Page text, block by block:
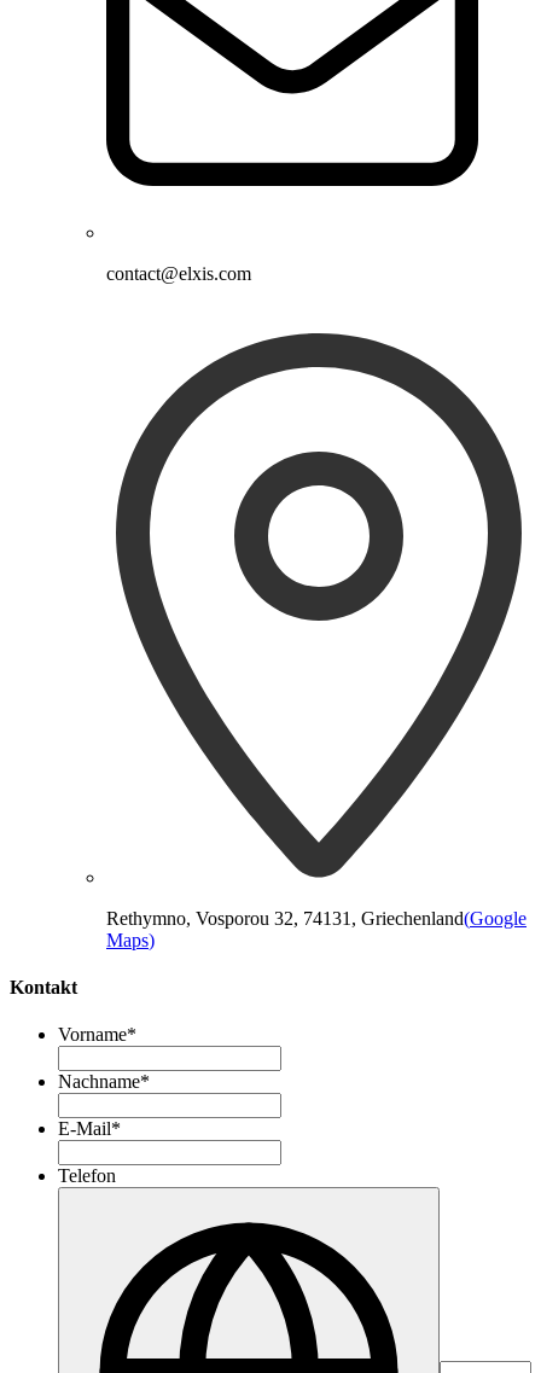
contact@elxis.com
Rethymno, Vosporou 32, 74131, Griechenland(Google
Maps)
Kontakt
Vorname*
Nachname*
E-Mail*
Telefon